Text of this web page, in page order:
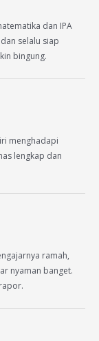
dan IPA
selalu siap
bingung.
menghadapi
lengkap dan
ramah,
nyaman banget.